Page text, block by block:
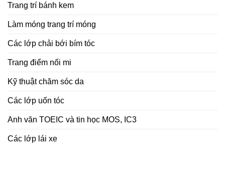
Trang trí bánh kem
Làm móng trang trí móng
Các lớp chải bới bím tóc
Trang điểm nối mi
Kỹ thuật chăm sóc da
Các lớp uốn tóc
Anh văn TOEIC và tin học MOS, IC3
Các lớp lái xe